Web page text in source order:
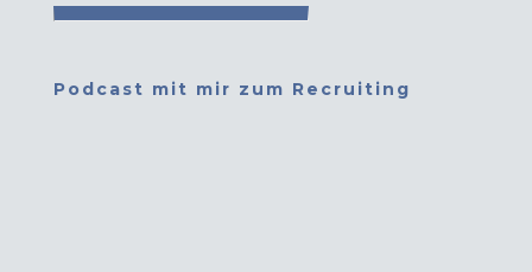
Podcast mit mir zum Recruiting